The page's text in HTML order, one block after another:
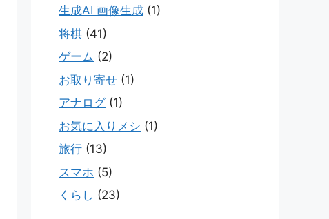
生成AI 画像生成 (1)
将棋 (41)
ゲーム (2)
お取り寄せ (1)
アナログ(1)
お気に入りメシ (1)
旅行 (13)
スマホ (5)
くらし (23)